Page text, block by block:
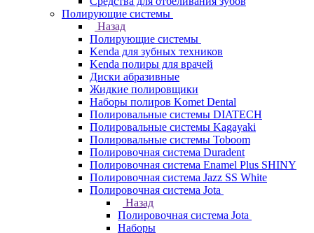
Полирующие системы
Назад
Полирующие системы
Kenda для зубных техников
Kenda полиры для врачей
Диски абразивные
Жидкие полировщики
Наборы полиров Komet Dental
Полировальные системы DIATECH
Полировальные системы Kagayaki
Полировальные системы Toboom
Полировочная система Duradent
Полировочная система Enamel Plus SHINY
Полировочная система Jazz SS White
Полировочная система Jota
Назад
Полировочная система Jota
Наборы